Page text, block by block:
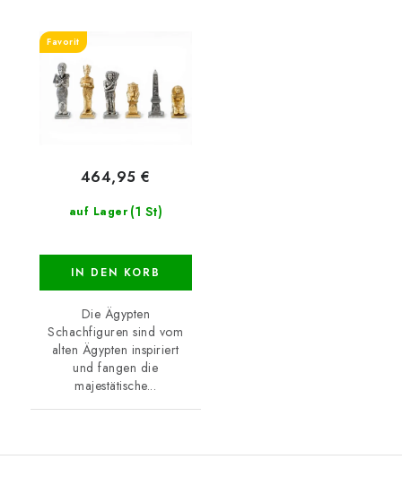
Favorit
auf Lager (1 St)
464,95 €
IN DEN KORB
Die Ägypten
Schachfiguren sind vom
alten Ägypten inspiriert
und fangen die
majestätische...